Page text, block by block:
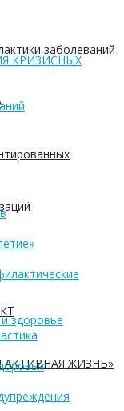
заболеваний
ЖИЗНЬ»
КРИЗИСНЫХ
здоровье